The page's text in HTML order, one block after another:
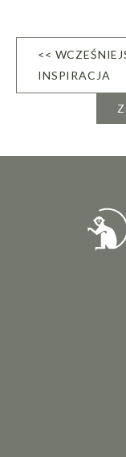
<<
INSPIRACJA